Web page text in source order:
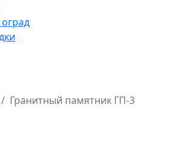
Гранитный памятник ГП-3